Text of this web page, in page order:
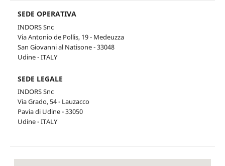
SEDE OPERATIVA
INDORS Snc
Via Antonio de Pollis, 19 - Medeuzza
San Giovanni al Natisone - 33048
Udine - ITALY
SEDE LEGALE
INDORS Snc
Via Grado, 54 - Lauzacco
Pavia di Udine - 33050
Udine - ITALY